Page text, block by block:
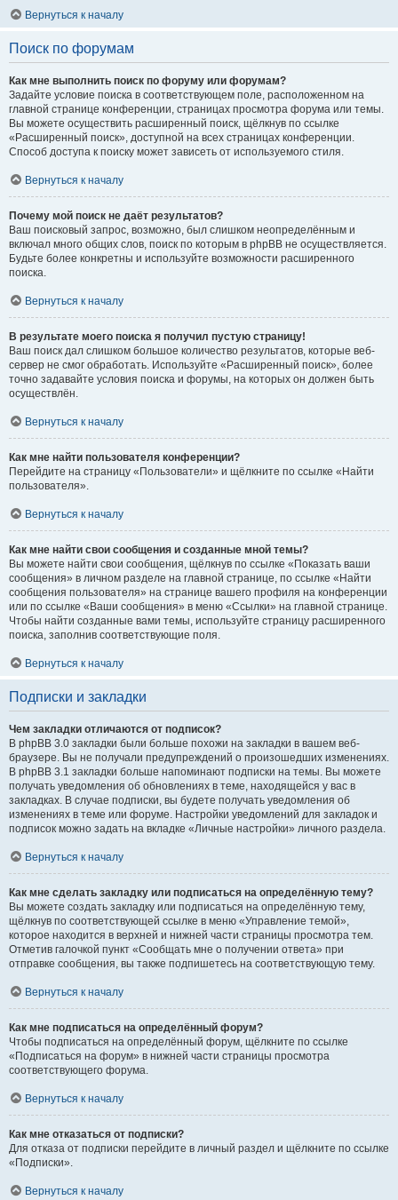
Вернуться к началу
Поиск по форумам
Как мне выполнить поиск по форуму или форумам?
Задайте условие поиска в соответствующем поле, расположенном на
главной странице конференции, страницах просмотра форума или темы.
Вы можете осуществить расширенный поиск, щёлкнув по ссылке
«Расширенный поиск», доступной на всех страницах конференции.
Способ доступа к поиску может зависеть от используемого стиля.
Вернуться к началу
Почему мой поиск не даёт результатов?
Ваш поисковый запрос, возможно, был слишком неопределённым и
включал много общих слов, поиск по которым в phpBB не осуществляется.
Будьте более конкретны и используйте возможности расширенного
поиска.
Вернуться к началу
В результате моего поиска я получил пустую страницу!
Ваш поиск дал слишком большое количество результатов, которые веб-
сервер не смог обработать. Используйте «Расширенный поиск», более
точно задавайте условия поиска и форумы, на которых он должен быть
осуществлён.
Вернуться к началу
Как мне найти пользователя конференции?
Перейдите на страницу «Пользователи» и щёлкните по ссылке «Найти
пользователя».
Вернуться к началу
Как мне найти свои сообщения и созданные мной темы?
Вы можете найти свои сообщения, щёлкнув по ссылке «Показать ваши
сообщения» в личном разделе на главной странице, по ссылке «Найти
сообщения пользователя» на странице вашего профиля на конференции
или по ссылке «Ваши сообщения» в меню «Ссылки» на главной странице.
Чтобы найти созданные вами темы, используйте страницу расширенного
поиска, заполнив соответствующие поля.
Вернуться к началу
Подписки и закладки
Чем закладки отличаются от подписок?
В phpBB 3.0 закладки были больше похожи на закладки в вашем веб-
браузере. Вы не получали предупреждений о произошедших изменениях.
В phpBB 3.1 закладки больше напоминают подписки на темы. Вы можете
получать уведомления об обновлениях в теме, находящейся у вас в
закладках. В случае подписки, вы будете получать уведомления об
изменениях в теме или форуме. Настройки уведомлений для закладок и
подписок можно задать на вкладке «Личные настройки» личного раздела.
Вернуться к началу
Как мне сделать закладку или подписаться на определённую тему?
Вы можете создать закладку или подписаться на определённую тему,
щёлкнув по соответствующей ссылке в меню «Управление темой»,
которое находится в верхней и нижней части страницы просмотра тем.
Отметив галочкой пункт «Сообщать мне о получении ответа» при
отправке сообщения, вы также подпишетесь на соответствующую тему.
Вернуться к началу
Как мне подписаться на определённый форум?
Чтобы подписаться на определённый форум, щёлкните по ссылке
«Подписаться на форум» в нижней части страницы просмотра
соответствующего форума.
Вернуться к началу
Как мне отказаться от подписки?
Для отказа от подписки перейдите в личный раздел и щёлкните по ссылке
«Подписки».
Вернуться к началу